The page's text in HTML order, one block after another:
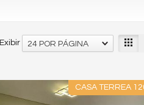
Exibir 24 POR PÁGINA
CASA TERREA